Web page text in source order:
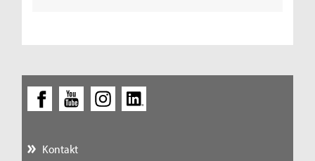
Kontakt